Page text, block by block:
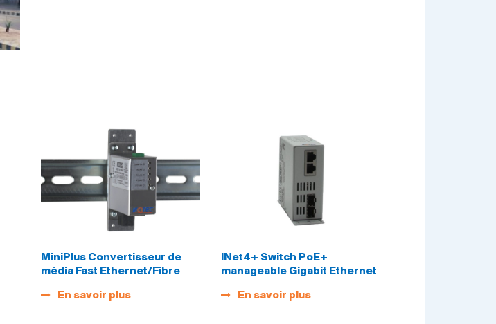
MiniPlus Convertisseur de
média Fast Ethernet/Fibre
En savoir plus
INet4+ Switch PoE+
manageable Gigabit Ethernet
En savoir plus